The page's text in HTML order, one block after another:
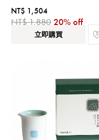
NT$ 1,504
NT$ 1,880 20% off
立即購買